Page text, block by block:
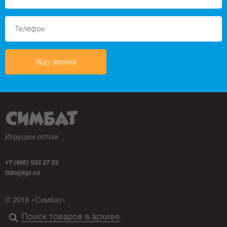
Жду звонка
Игрушки оптом
+7 (495) 933 27 02
info@igr.ru
© 2018 «Симбат»